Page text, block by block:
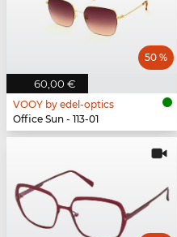
60,00 €
50 %
VOOY by edel-optics
Office Sun - 113-01